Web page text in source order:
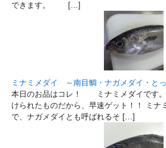
できます。 […]
ミナミメダイ ～南目鯛・ナガメダイ・と
本日のお品はコレ！ ミナミメダイです
けられたものだから、早速ゲット！！ ミ
で、ナガメダイとも呼ばれるそ […]